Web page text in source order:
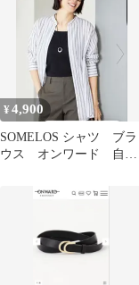
¥4,900
SOMELOS シャツ ブラ
ウス オンワード 自由